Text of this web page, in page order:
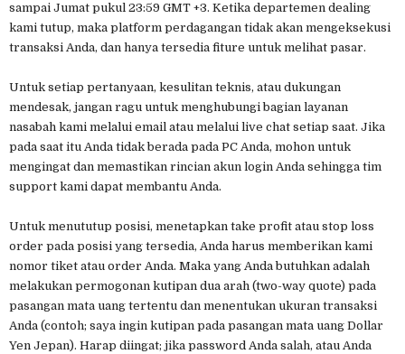
sampai Jumat pukul 23:59 GMT +3. Ketika departemen dealing
kami tutup, maka platform perdagangan tidak akan mengeksekusi
transaksi Anda, dan hanya tersedia fiture untuk melihat pasar.
Untuk setiap pertanyaan, kesulitan teknis, atau dukungan
mendesak, jangan ragu untuk menghubungi bagian layanan
nasabah kami melalui email atau melalui live chat setiap saat. Jika
pada saat itu Anda tidak berada pada PC Anda, mohon untuk
mengingat dan memastikan rincian akun login Anda sehingga tim
support kami dapat membantu Anda.
Untuk menututup posisi, menetapkan take profit atau stop loss
order pada posisi yang tersedia, Anda harus memberikan kami
nomor tiket atau order Anda. Maka yang Anda butuhkan adalah
melakukan permogonan kutipan dua arah (two-way quote) pada
pasangan mata uang tertentu dan menentukan ukuran transaksi
Anda (contoh; saya ingin kutipan pada pasangan mata uang Dollar
Yen Jepan). Harap diingat; jika password Anda salah, atau Anda